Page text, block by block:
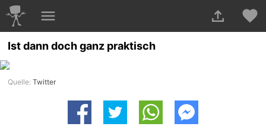
Ist dann doch ganz praktisch
Quelle:Twitter